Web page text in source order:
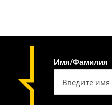
Имя/Фамилия